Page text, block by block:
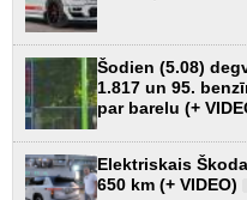
Šodien (5.08)
1.817 un 95.
par barelu (+
Elektriskais
650 km (+ VIDEO)